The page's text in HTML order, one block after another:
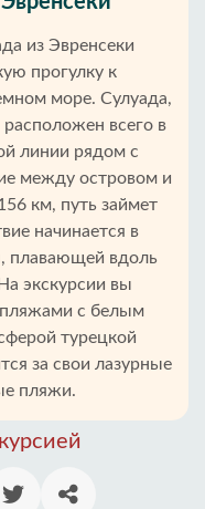
из Эвренсеки
прогулку к
море. Сулуада,
всего в
линии рядом с
между островом и
км, путь займет
начинается в
плавающей вдоль
экскурсии вы
пляжами с белым
турецкой
за свои лазурные
пляжи.